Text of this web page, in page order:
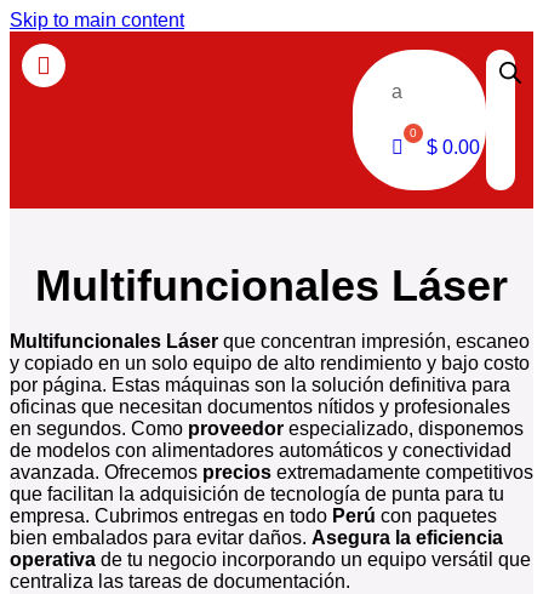
Skip to main content
a
$0.00
Multifuncionales Láser
Multifuncionales Láser que concentran impresión, escaneo
y copiado en un solo equipo de alto rendimiento y bajo costo
por página. Estas máquinas son la solución definitiva para
oficinas que necesitan documentos nítidos y profesionales
en segundos. Como proveedor especializado, disponemos
de modelos con alimentadores automáticos y conectividad
avanzada. Ofrecemos precios extremadamente competitivos
que facilitan la adquisición de tecnología de punta para tu
empresa. Cubrimos entregas en todo Perú con paquetes
bien embalados para evitar daños. Asegura la eficiencia
operativa de tu negocio incorporando un equipo versátil que
centraliza las tareas de documentación.